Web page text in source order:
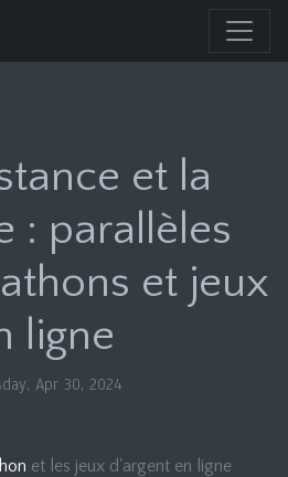
et la
: parallèles
et jeux
ligne
Apr 30, 2024
et les jeux d'argent en ligne